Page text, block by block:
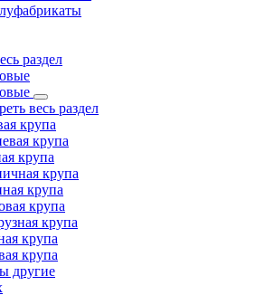
раздел
весь раздел
крупа
крупа
крупа
крупа
крупа
крупа
крупа
крупа
крупа
другие